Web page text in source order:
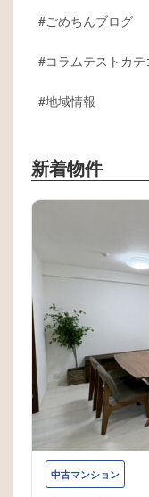
ごめちんブログ
コラムテストカテ
地域情報
新着物件
中古マンション